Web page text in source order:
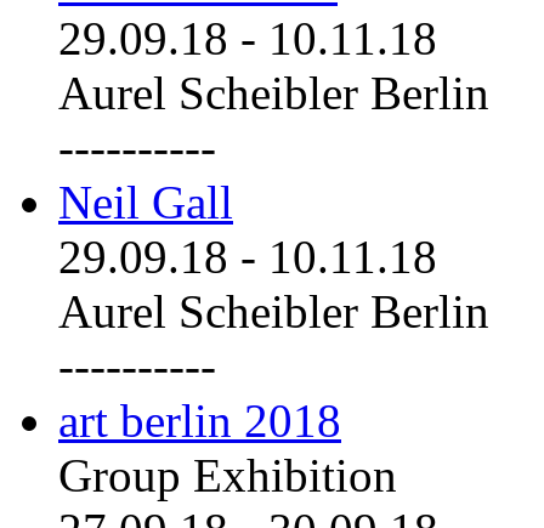
29.09.18 - 10.11.18
Aurel Scheibler Berlin
----------
Neil Gall
29.09.18 - 10.11.18
Aurel Scheibler Berlin
----------
art berlin 2018
Group Exhibition